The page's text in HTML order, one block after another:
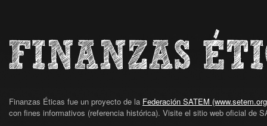
Finanzas Éticas fue un proyecto de la Federación SATEM
con fines informativos (referencia histórica). Visite el sitio web oficial de